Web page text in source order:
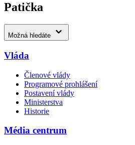
Patička
Možná hledáte
Vláda
Členové vlády
Programové prohlášení
Postavení vlády
Ministerstva
Historie
Média centrum